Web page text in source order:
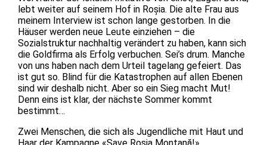
lebt weiter auf seinem Hof in Roșia. Die alte Frau aus
meinem Interview ist schon lange gestorben. In die
Häuser werden neue Leute einziehen – die
Sozialstruktur nachhaltig verändert zu haben, kann sich
die Goldfirma als Erfolg verbuchen. Sei’s drum. Manche
von uns haben nach dem Urteil tagelang gefeiert. Das
ist gut so. Blind für die Katastrophen auf allen Ebenen
sind wir deshalb nicht. Aber so ein Sieg macht Mut!
Denn eins ist klar, der nächste Sommer kommt
bestimmt…
Zwei Menschen, die sich als Jugendliche mit Haut und